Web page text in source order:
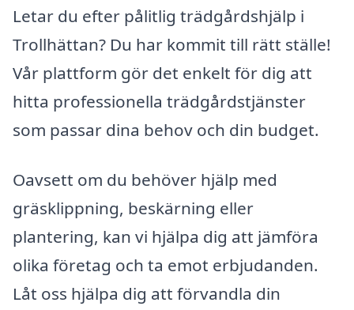
Letar du efter pålitlig trädgårdshjälp i
Trollhättan? Du har kommit till rätt ställe!
Vår plattform gör det enkelt för dig att
hitta professionella trädgårdstjänster
som passar dina behov och din budget.
Oavsett om du behöver hjälp med
gräsklippning, beskärning eller
plantering, kan vi hjälpa dig att jämföra
olika företag och ta emot erbjudanden.
Låt oss hjälpa dig att förvandla din